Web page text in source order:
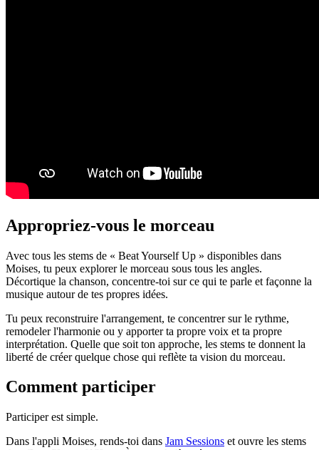
Appropriez-vous le morceau
Avec tous les stems de « Beat Yourself Up » disponibles dans
Moises, tu peux explorer le morceau sous tous les angles.
Décortique la chanson, concentre-toi sur ce qui te parle et façonne la
musique autour de tes propres idées.
Tu peux reconstruire l'arrangement, te concentrer sur le rythme,
remodeler l'harmonie ou y apporter ta propre voix et ta propre
interprétation. Quelle que soit ton approche, les stems te donnent la
liberté de créer quelque chose qui reflète ta vision du morceau.
Comment participer
Participer est simple.
Dans l'appli Moises, rends-toi dans Jam Sessions et ouvre les stems